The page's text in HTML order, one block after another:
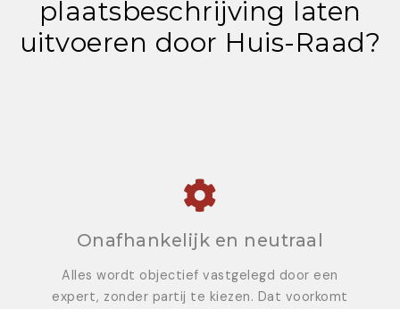
plaatsbeschrijving laten
uitvoeren door Huis-Raad?
Onafhankelijk en neutraal
Alles wordt objectief vastgelegd door een
expert, zonder partij te kiezen. Dat voorkomt